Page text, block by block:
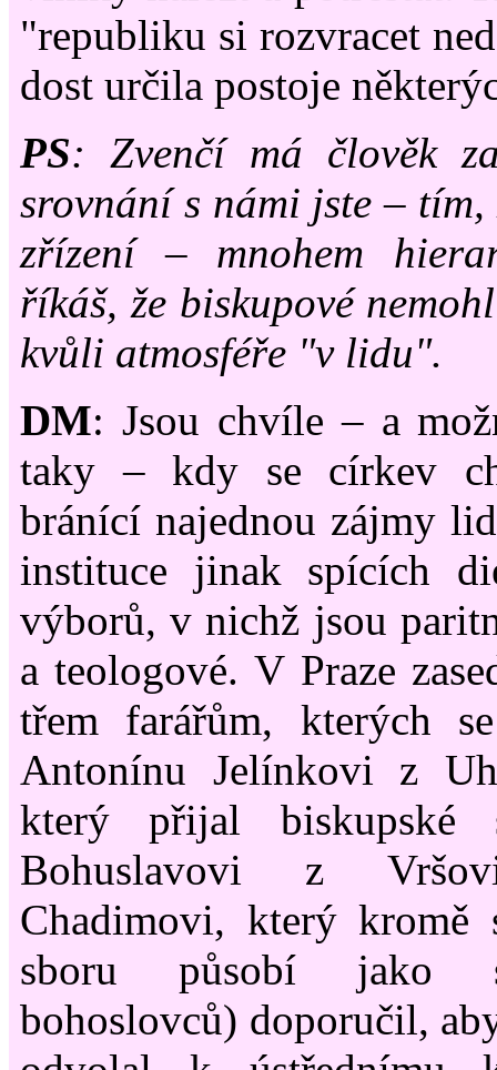
"republiku si rozvracet
dost určila postoje
PS: Zvenčí má člověk
srovnání s námi jste– tím,
zřízení–mnohem
říkáš, že biskupové
kvůli atmosféře "v lidu".
DM: Jsou chvíle–a
taky–kdy se církev
bránící najednou zájmy
instituce jinak spících
výborů, v nichž jsou
a teologové. V Praze
třem farářům, kterých
Antonínu Jelínkovi z
který přijal biskupské
Bohuslavovi z
Chadimovi, který kromě
sboru působí jako
bohoslovců) doporučil,